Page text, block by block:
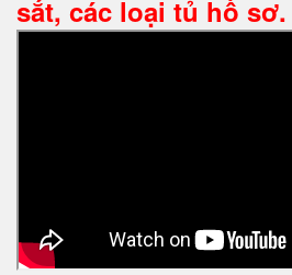
sắt, các loại tủ hồ sơ.